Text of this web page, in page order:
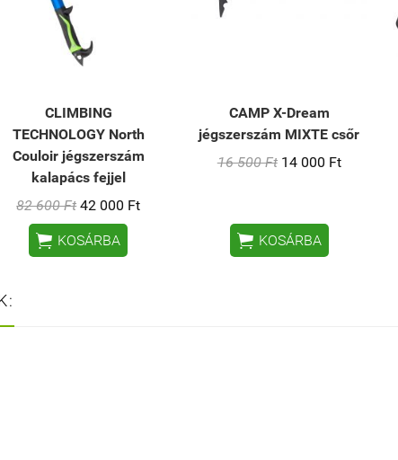
CLIMBING
TECHNOLOGY North
Couloir jégszerszám
kalapács fejjel
82 600 Ft 42 000 Ft
 KOSÁRBA
CAMP X-Dream
jégszerszám MIXTE csőr
16 500 Ft 14 000 Ft
 KOSÁRBA